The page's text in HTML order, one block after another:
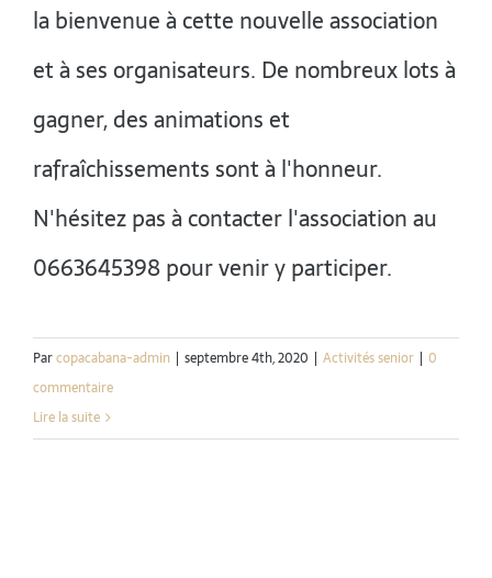
la bienvenue à cette nouvelle association
et à ses organisateurs. De nombreux lots à
gagner, des animations et
rafraîchissements sont à l'honneur.
N'hésitez pas à contacter l'association au
0663645398 pour venir y participer.
Parcopacabana-admin | septembre 4th, 2020 | Activités senior | 0
commentaire
Lire la suite